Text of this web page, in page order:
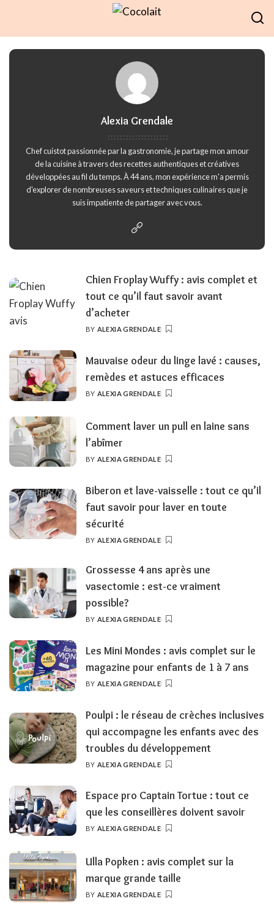
Alexia Grendale
Chef cuistot passionnée par la gastronomie, je partage mon amour
de la cuisine à travers des recettes authentiques et créatives
développées au fil du temps. À 44 ans, mon expérience m'a permis
d'explorer de nombreuses saveurs et techniques culinaires que je
suis impatiente de partager avec vous.
Chien Froplay Wuffy : avis complet et
tout ce qu’il faut savoir avant
d’acheter
POSTED
BY ALEXIA GRENDALE
Mauvaise odeur du linge lavé : causes,
remèdes et astuces efficaces
POSTED
BY ALEXIA GRENDALE
Comment laver un pull en laine sans
l’abîmer
POSTED
BY ALEXIA GRENDALE
Biberon et lave-vaisselle : tout ce qu’il
faut savoir pour laver en toute
sécurité
POSTED
BY ALEXIA GRENDALE
Grossesse 4 ans après une
vasectomie : est-ce vraiment
possible?
POSTED
BY ALEXIA GRENDALE
Les Mini Mondes : avis complet sur le
magazine pour enfants de 1 à 7 ans
POSTED
BY ALEXIA GRENDALE
Poulpi : le réseau de crèches inclusives
qui accompagne les enfants avec des
troubles du développement
POSTED
BY ALEXIA GRENDALE
Espace pro Captain Tortue : tout ce
que les conseillères doivent savoir
POSTED
BY ALEXIA GRENDALE
Ulla Popken : avis complet sur la
marque grande taille
POSTED
BY ALEXIA GRENDALE